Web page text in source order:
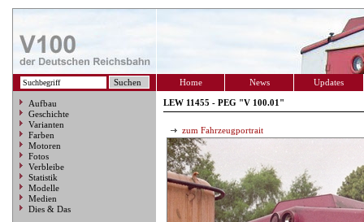
Home News Updates
Aufbau
Geschichte
Varianten
Farben
Motoren
Fotos
Verbleibe
Statistik
Modelle
Medien
Dies & Das
LEW 11455 - PEG "V 100.01"
zum Fahrzeugportrait